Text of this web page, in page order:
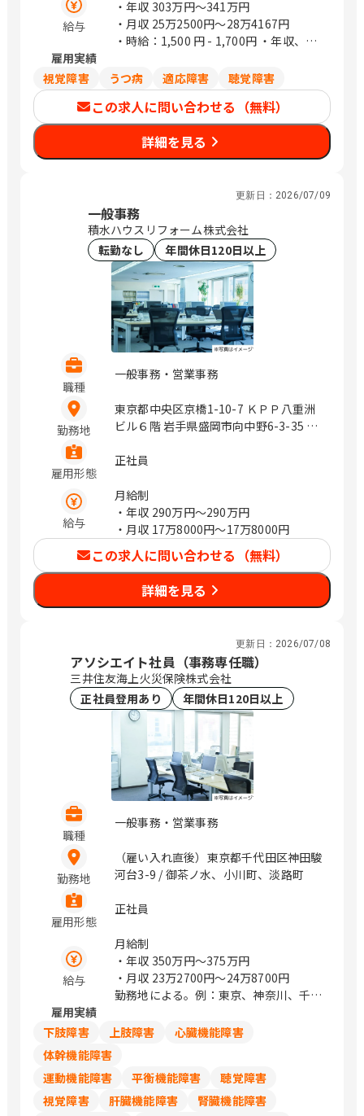
都府京都市中京区烏丸通御池下る梅屋町
358番地 （アーバネックス御池ビル西館
6階） 京都府福知山市厚東町2 京都府木
内） 大阪府大阪市北区大淀中1－1－30
（梅田スカイビルタワーウエスト34階）
大阪府箕面市船場東1-10-33 大阪府枚方
市新町一丁目10番1号 （レジデンス櫂枚
方駅前102号） 大阪府堺市北区長曽根町
3047番地12 大阪府岸和田市土生町3丁
1-1-93 （梅田スカイビルガーデンシッ
クス3階） 兵庫県明石市大明石町2丁目
1-32 （ラ スーノ明石公園前ビル） 兵庫
県姫路市東延末1-1 （姫路NKビル1F）
兵庫県西宮市両度町6－30 和歌山県和歌
山市杉ノ馬場一丁目1番地FK
BUILDING3階 鳥取県米子市米原4丁目2
番27号 島根県松江市嫁島町10－15 岡山
県岡山市北区今2丁目9番8号 岡山県倉敷
市白楽町587-3 広島県広島市安佐南区西
原5-16-6 （ケイ・テイ ビル3F） 山口県
周南市久米中央四丁目10番11号 山口県
下関市綾羅木本町3丁目13-9 山口県山口
市小郡下郷2227番地4 徳島県徳島市中洲
町一丁目8-1 愛媛県松山市生石町130-1
高知県高知市杉井流21番10号 福岡県福
岡市博多区御供所町1-1 （西鉄祇園ビ
ル） 福岡県北九州市小倉北区京町三丁
目7番1号 （ガーデンシティ小倉3階）
福岡県久留米市合川町1925番1号 （中央
公園通り） 佐賀県佐賀市駅前中央1丁目
14-40 （ニッセイ佐賀駅前ビル4F） 熊
本県熊本市南区田井島1丁目7-1 宮崎県
延岡市日の出町2丁目1番地9 （メモリア
ルライフ1階北号室） 宮崎県宮崎市高千
則マイカー通勤不可 / 札幌、盛岡、勾当
台公園、山形、郡山、水戸、宇都宮、前
橋、浦和、熊谷、川越、千葉みなと、船
橋、流山おおたかの森、池袋、新宿、表
参道、立川、みなとみらい、海老名、辻
堂、新潟、金沢、甲府、松本、岐阜、静
岡、栄、豊橋、岡崎、草津、彦根、烏丸
御池、福知山、高の原、大阪、箕面船場
阪大前、枚方市、なかもず、東岸和田、
松口、乃木、北長瀬、倉敷、下祇園、櫛
知、祇園、小倉、西鉄久留米、佐賀、平
成、延岡、宮崎、郡元
給与
・年収 303万円〜341万円
・月収 25万2500円〜28万4167円
・時給：1,500 円 - 1,700円 ・年収、月
ります ・想定年収は時給1,500円の場合
です
雇用実績
視覚障害
うつ病 適応障害 聴覚障害
この求人に問い合わせる（無料）
詳細を見る
更新日： 2026/07/09
一般事務
積水ハウスリフォーム株式会社
転勤なし
年間休日120日以上
職種
一般事務・営業事務
勤務地
東京都中央区京橋1-10-7 ＫＰＰ八重洲
ビル６階 岩手県盛岡市向中野6-3-35 青
設内1Ｆ 秋田県秋田市広面字板橋添17-1
泉区明通3-15-2 積水ハウス建設東北
(株)2F 山形県山形市白山1-3-9 積水ハウ
ス建設東北(株)山形事務所内 福島県郡山
福島県福島市西中央4-91-2 積水ハウス
建設東北(株)福島事務所2F 福島県いわき
市平上荒川字長尾32-1 栃木県宇都宮市
簗瀬町2376 栃木県小山市東城南2-37-8
ば市研究学園５丁目2-4 サンライズビル
3F 群馬県前橋市天川大島町2-15-7 積水
ハウス(株)群馬支店3F 埼玉県さいたま市
中央区新都心4-3 ウェルクビル 5F 埼玉
県越谷市南越谷4-11-1 南越谷株竹ビル
4F401号室 埼玉県川越市脇田本町23-1
住友生命川越ビル2F 埼玉県熊谷市本石
1-282 シャーメゾンステーション熊谷2F
東京都中野区本町1-32-2 ハーモニータ
ワー１９階 東京都多摩市唐木田1-53-9
唐木田センタービル3A 山梨県甲府市上
幕張テクノガーデン B棟 5F 千葉県木更
津市東中央２－４－１３ ＡＩＧ木更津
ビル４階 千葉県成田市囲護台1-4-4 フィ
ールドホーム第3ビル2階 千葉県船橋市
柏市向原町1-26 アリスティオ柏1F 神奈
川県横浜市戸塚区川上町85-3 SSビル2F
神奈川県海老名市扇町12-18 グランドレ
ジデンスUCHIYAMA I 2F→東京都中央区
雇用形態
正社員
給与
月給制
・年収 290万円〜290万円
・月収 17万8000円〜17万8000円
この求人に問い合わせる（無料）
詳細を見る
更新日： 2026/07/08
アソシエイト社員（事務専任職）
三井住友海上火災保険株式会社
正社員登用あり
年間休日120日以上
職種
一般事務・営業事務
勤務地
（雇い入れ直後）東京都千代田区神田駿
河台3-9 / 御茶ノ水、小川町、淡路町
雇用形態
正社員
給与
月給制
・年収 350万円〜375万円
・月収 23万2700円〜24万8700円
勤務地による。例：東京、神奈川、千
雇用実績
下肢障害
上肢障害
心臓機能障害
体幹機能障害
運動機能障害
平衡機能障害
聴覚障害
視覚障害
肝臓機能障害
腎臓機能障害